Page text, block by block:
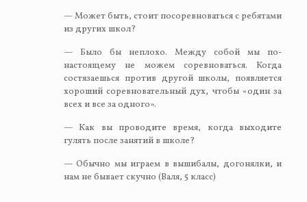
— Может быть, стоит посоревноваться с ребятами
из других школ?
— Было бы неплохо. Между собой мы по-
настоящему не можем соревноваться. Когда
состязаешься против другой школы, появляется
хороший соревновательный дух, чтобы «один за
всех и все за одного».
— Как вы проводите время, когда выходите
гулять после занятий в школе?
— Обычно мы играем в вышибалы, догонялки, и
нам не бывает скучно (Валя, 5 класс)